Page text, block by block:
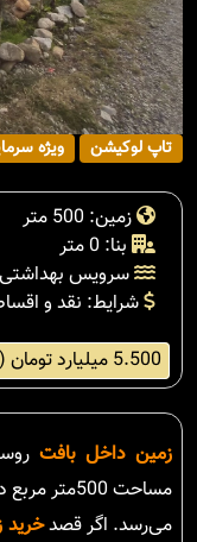
تاپ لوکیشن ویژه
زمین: 500 متر
بنا: 0 متر
سرویس
شرایط: نقد و
5.500 میلیارد تومان (نقد و اقساط)
زمین داخل بافت
مساحت
می‌رسد. اگر قصدخرید